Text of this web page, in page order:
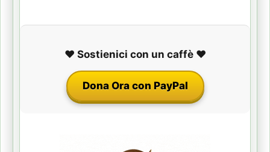
❤️ Sostienici con un caffè ❤️
Dona Ora con PayPal